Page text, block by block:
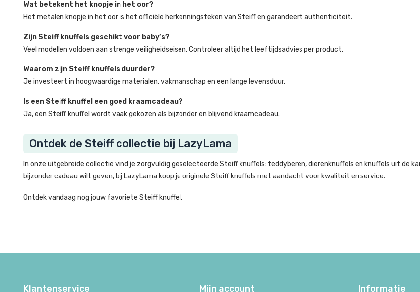
Wat betekent het knopje in het oor?
Het metalen knopje in het oor is het officiële herkenningsteken van Steiff en garandeert authenticiteit.
Zijn Steiff knuffels geschikt voor baby’s?
Veel modellen voldoen aan strenge veiligheidseisen. Controleer altijd het leeftijdsadvies per product.
Waarom zijn Steiff knuffels duurder?
Je investeert in hoogwaardige materialen, vakmanschap en een lange levensduur.
Is een Steiff knuffel een goed kraamcadeau?
Ja, een Steiff knuffel wordt vaak gekozen als bijzonder en blijvend kraamcadeau.
Ontdek de Steiff collectie bij LazyLama
In onze uitgebreide collectie vind je zorgvuldig geselecteerde Steiff knuffels: teddyberen, dierenknuffels en knuffels uit de
bijzonder cadeau wilt geven, bij LazyLama koop je originele Steiff knuffels met aandacht voor kwaliteit en service.
Ontdek vandaag nog jouw favoriete Steiff knuffel.
Klantenservice Mijn account Informatie